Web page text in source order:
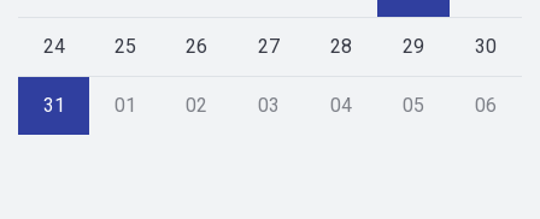
24 25 26 27 28 29 30
31 01 02 03 04 05 06